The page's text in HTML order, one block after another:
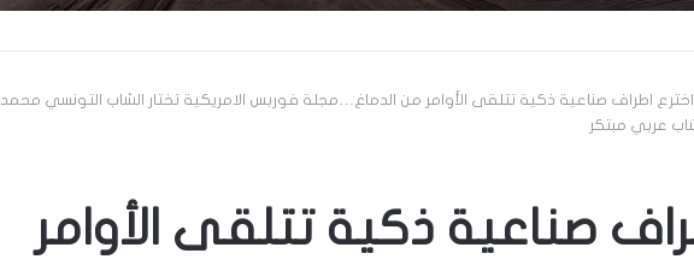
اخترع اطراف صناعية ذكية تتلقى الأوامر من الدماغ…مجلة فوربس الامريكية تختار الشاب التونسي محمد
صناعية ذكية تتلقى الأوامر